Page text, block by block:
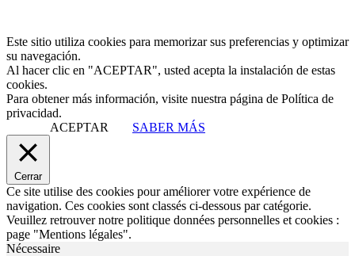
Este sitio utiliza cookies para memorizar sus preferencias y optimizar
su navegación.
Al hacer clic en "ACEPTAR", usted acepta la instalación de estas
cookies.
Para obtener más información, visite nuestra página de Política de
privacidad.
ACEPTAR
SABER MÁS
Cerrar
Ce site utilise des cookies pour améliorer votre expérience de
navigation. Ces cookies sont classés ci-dessous par catégorie.
Veuillez retrouver notre politique données personnelles et cookies :
page "Mentions légales".
Nécessaire